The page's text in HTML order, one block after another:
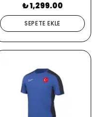
₺ 1,299.00
SEPETE EKLE